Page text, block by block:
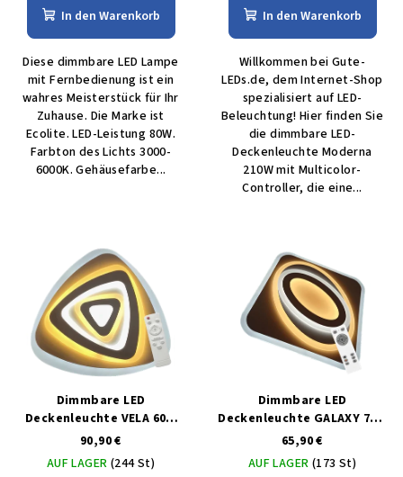
In den Warenkorb
Diese dimmbare LED Lampe
mit Fernbedienung ist ein
wahres Meisterstück für Ihr
Zuhause. Die Marke ist
Ecolite. LED-Leistung 80W.
Farbton des Lichts 3000-
6000K. Gehäusefarbe...
In den Warenkorb
Willkommen bei Gute-
LEDs.de, dem Internet-Shop
spezialisiert auf LED-
Beleuchtung! Hier finden Sie
die dimmbare LED-
Deckenleuchte Moderna
210W mit Multicolor-
Controller, die eine...
Dimmbare LED
Deckenleuchte VELA 60W
mit MULTICOLOR-Steuerung
90,90 €
AUF LAGER (244 St)
Dimmbare LED
Deckenleuchte GALAXY 70W
mit MULTICOLOR-Steuerung
65,90 €
AUF LAGER (173 St)